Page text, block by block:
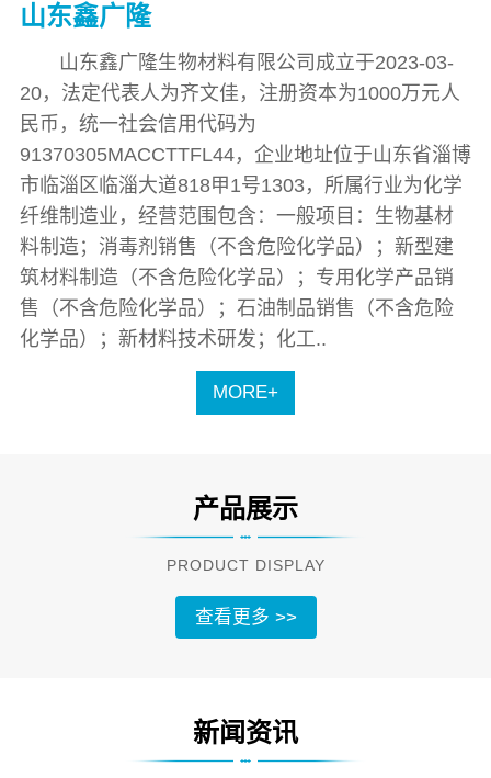
山东鑫广隆
山东鑫广隆生物材料有限公司成立于2023-03-
20，法定代表人为齐文佳，注册资本为1000万元人
民币，统一社会信用代码为
91370305MACCTTFL44，企业地址位于山东省淄博
市临淄区临淄大道818甲1号1303，所属行业为化学
纤维制造业，经营范围包含：一般项目：生物基材
料制造；消毒剂销售（不含危险化学品）；新型建
筑材料制造（不含危险化学品）；专用化学产品销
售（不含危险化学品）；石油制品销售（不含危险
化学品）；新材料技术研发；化工..
MORE+
产品展示
PRODUCT DISPLAY
查看更多 >>
新闻资讯